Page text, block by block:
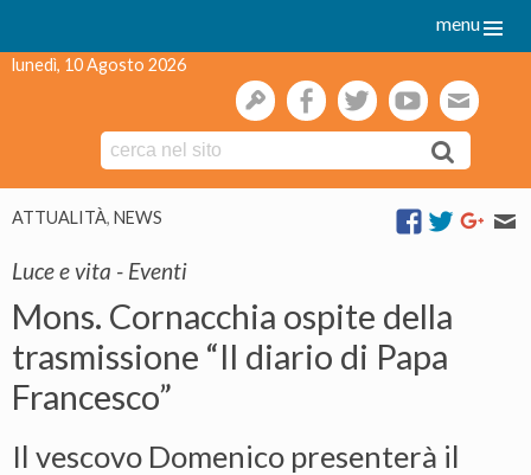
menu
lunedì, 10 Agosto 2026
gestionefacebooktwitteryoutube
to
content
ATTUALITÀ, NEWS
Luce e vita - Eventi
Mons. Cornacchia ospite della
trasmissione “Il diario di Papa
Francesco”
Il vescovo Domenico presenterà il